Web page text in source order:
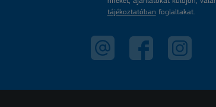
tájékoztatóban foglaltakat.